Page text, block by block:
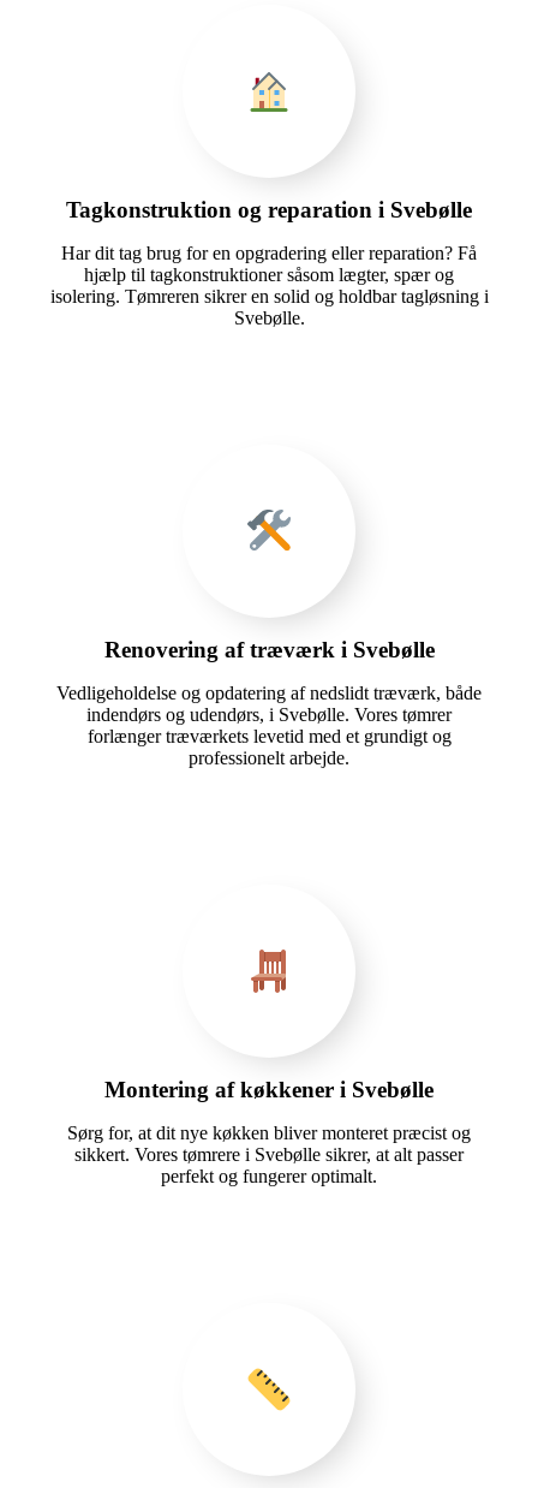
Tagkonstruktion og reparation i Svebølle
Har dit tag brug for en opgradering eller reparation? Få
hjælp til tagkonstruktioner såsom lægter, spær og
isolering. Tømreren sikrer en solid og holdbar tagløsning i
Svebølle.
Renovering af træværk i Svebølle
Vedligeholdelse og opdatering af nedslidt træværk, både
indendørs og udendørs, i Svebølle. Vores tømrer
forlænger træværkets levetid med et grundigt og
professionelt arbejde.
Montering af køkkener i Svebølle
Sørg for, at dit nye køkken bliver monteret præcist og
sikkert. Vores tømrere i Svebølle sikrer, at alt passer
perfekt og fungerer optimalt.